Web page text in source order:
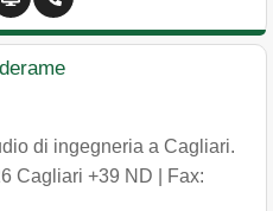
di ingegneria a Cagliari.
Cagliari +39 ND | Fax: